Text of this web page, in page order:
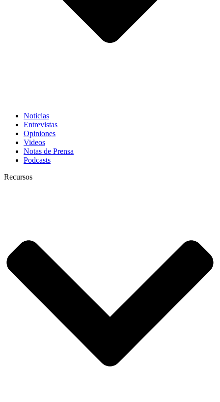
Noticias
Entrevistas
Opiniones
Videos
Notas de Prensa
Podcasts
Recursos